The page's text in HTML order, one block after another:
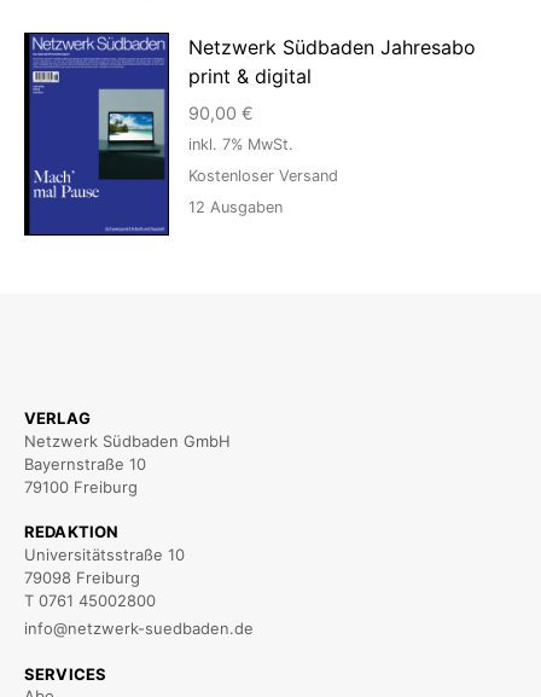
Netzwerk Südbaden Jahresabo
print & digital
90,00 €
inkl. 7% MwSt.
Kostenloser Versand
12 Ausgaben
VERLAG
Netzwerk Südbaden GmbH
Bayernstraße 10
79100 Freiburg
REDAKTION
Universitätsstraße 10
79098 Freiburg
T 0761 45002800
info@netzwerk-suedbaden.de
SERVICES